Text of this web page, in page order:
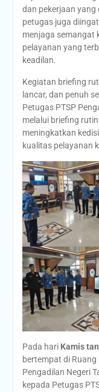
dan pekerjaan yang
petugas juga
menjaga semangat
pelayanan yang
keadilan.
Kegiatan briefing
lancar, dan penuh
Petugas PTSP
melalui briefing
meningkatkan
kualitas pelayanan
Pada hari Kamis
bertempat di
Pengadilan Negeri
kepada Petugas